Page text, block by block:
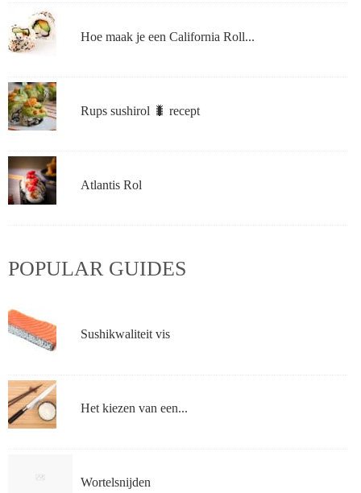
Hoe maak je een California Roll...
Rups sushirol 🐛 recept
Atlantis Rol
POPULAR GUIDES
Sushikwaliteit vis
Het kiezen van een...
Wortelsnijden